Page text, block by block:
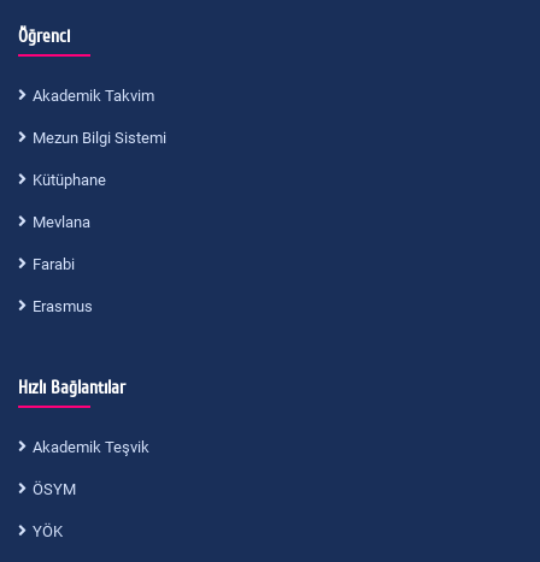
Öğrenci
Akademik Takvim
Mezun Bilgi Sistemi
Kütüphane
Mevlana
Farabi
Erasmus
Hızlı Bağlantılar
Akademik Teşvik
ÖSYM
YÖK